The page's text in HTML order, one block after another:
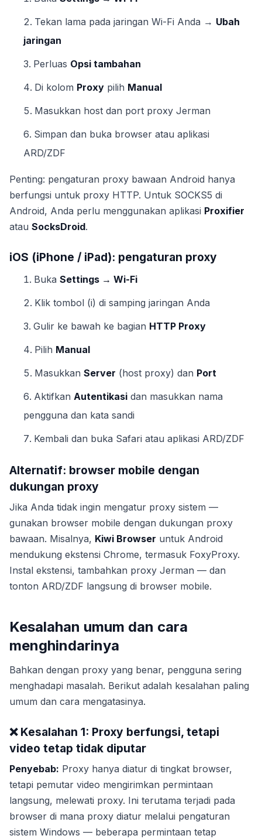
Tekan lama pada jaringan Wi-Fi Anda → Ubah
jaringan
Perluas Opsi tambahan
Di kolom Proxy pilih Manual
Masukkan host dan port proxy Jerman
Simpan dan buka browser atau aplikasi
ARD/ZDF
Penting: pengaturan proxy bawaan Android hanya
berfungsi untuk proxy HTTP. Untuk SOCKS5 di
Android, Anda perlu menggunakan aplikasi Proxifier
atau SocksDroid.
iOS (iPhone / iPad): pengaturan proxy
Buka Settings → Wi-Fi
Klik tombol (i) di samping jaringan Anda
Gulir ke bawah ke bagian HTTP Proxy
Pilih Manual
Masukkan Server (host proxy) dan Port
Aktifkan Autentikasi dan masukkan nama
pengguna dan kata sandi
Kembali dan buka Safari atau aplikasi ARD/ZDF
Alternatif: browser mobile dengan
dukungan proxy
Jika Anda tidak ingin mengatur proxy sistem —
gunakan browser mobile dengan dukungan proxy
bawaan. Misalnya, Kiwi Browser untuk Android
mendukung ekstensi Chrome, termasuk FoxyProxy.
Instal ekstensi, tambahkan proxy Jerman — dan
tonton ARD/ZDF langsung di browser mobile.
Kesalahan umum dan cara
menghindarinya
Bahkan dengan proxy yang benar, pengguna sering
menghadapi masalah. Berikut adalah kesalahan paling
umum dan cara mengatasinya.
❌ Kesalahan 1: Proxy berfungsi, tetapi
video tetap tidak diputar
Penyebab: Proxy hanya diatur di tingkat browser,
tetapi pemutar video mengirimkan permintaan
langsung, melewati proxy. Ini terutama terjadi pada
browser di mana proxy diatur melalui pengaturan
sistem Windows — beberapa permintaan tetap